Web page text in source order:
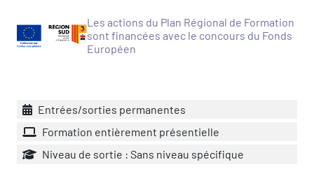
des transitions
des secteurs
Les actions du Plan Régional de Formation
sont financées avec le concours du Fonds
Européen
Entrées/sorties permanentes
Formation entièrement présentielle
Niveau de sortie : Sans niveau spécifique